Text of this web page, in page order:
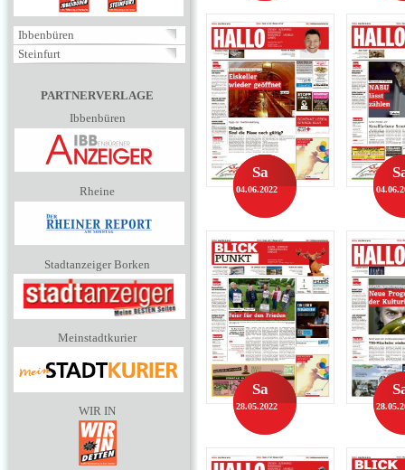
Ibbenbüren
Steinfurt
PARTNERVERLAGE
Ibbenbüren
Rheine
Stadtanzeiger Borken
Meinstadtkurier
WIR IN
Sa
04.06.2022
Sa
28.05.2022